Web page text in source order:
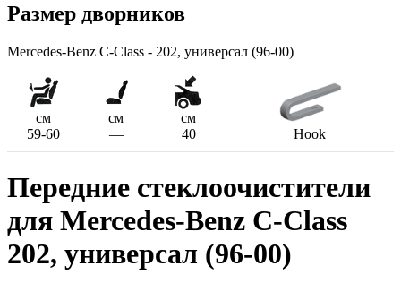
Размер дворников
Mercedes-Benz C-Class - 202, универсал (96-00)
см см
см
59-60
— 40 Hook
Передние стеклоочистители
для Mercedes-Benz C-Class
202, универсал (96-00)